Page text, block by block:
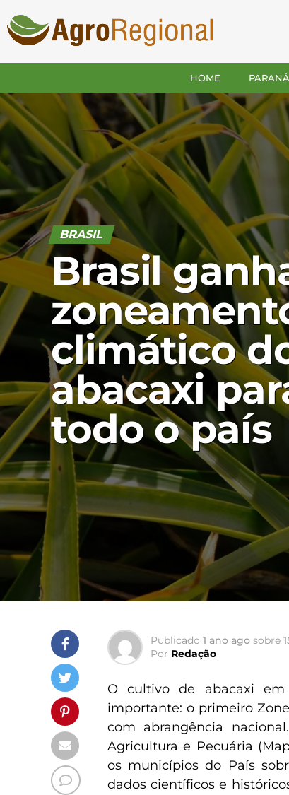
HOME PARANÁ
BRASIL
Brasil
climático
abacaxi
todo o país
Publicado 1 ano ago sobre
Por Redação
O cultivo de abacaxi
importante: o primeiro
com abrangência
Agricultura e Pecuária
os municípios do País
dados científicos e